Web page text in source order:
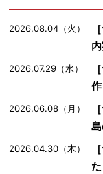
2026.08.04（火）
内
2026.07.29（水）
2026.06.08（月）
2026.04.30（木）
た